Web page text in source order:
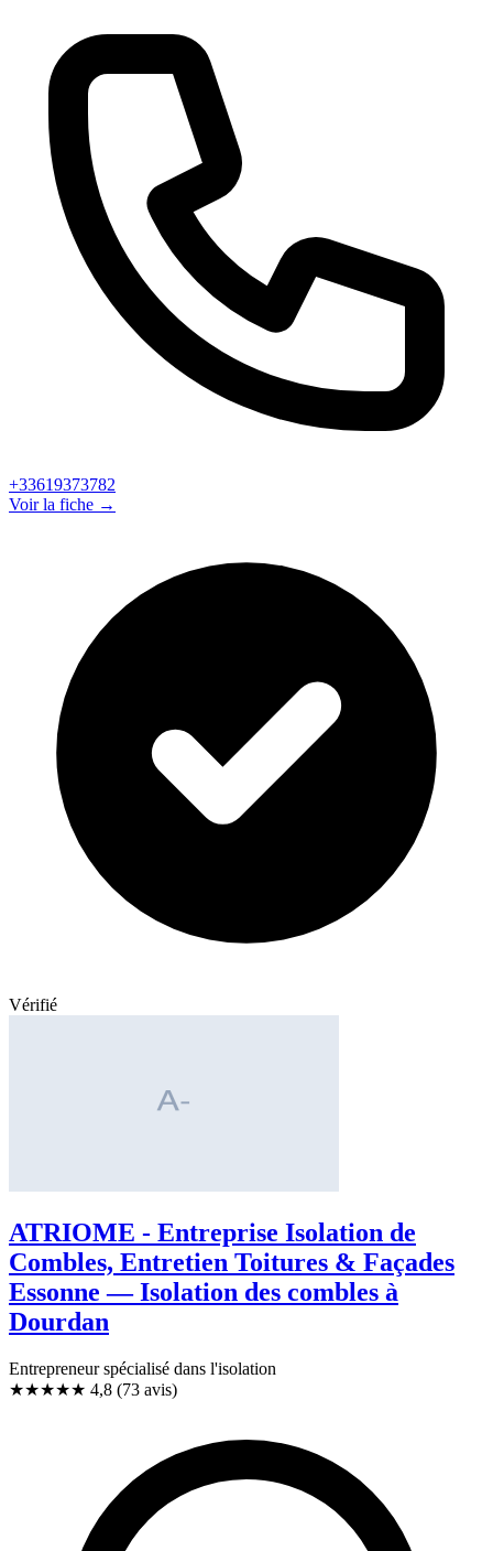
+33619373782
Voir la fiche →
Vérifié
ATRIOME - Entreprise Isolation de
Combles, Entretien Toitures & Façades
Essonne — Isolation des combles à
Dourdan
Entrepreneur spécialisé dans l'isolation
★★★★★ 4,8 (73 avis)